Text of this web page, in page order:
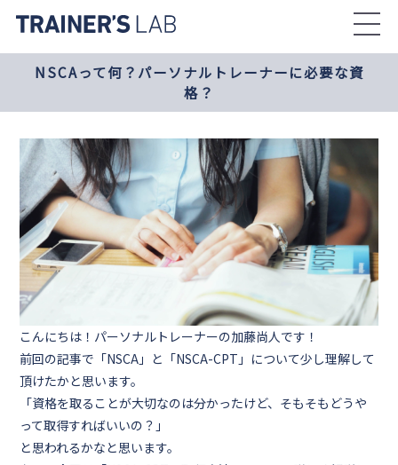
the
contentNSCAって何？パーソナルトレーナーに必要な資
格？
こんにちは！パーソナルトレーナーの加藤尚人です！
前回の記事で「NSCA」と「NSCA-CPT」について少し理解して
頂けたかと思います。
「資格を取ることが大切なのは分かったけど、そもそもどうや
って取得すればいいの？」
と思われるかなと思います。